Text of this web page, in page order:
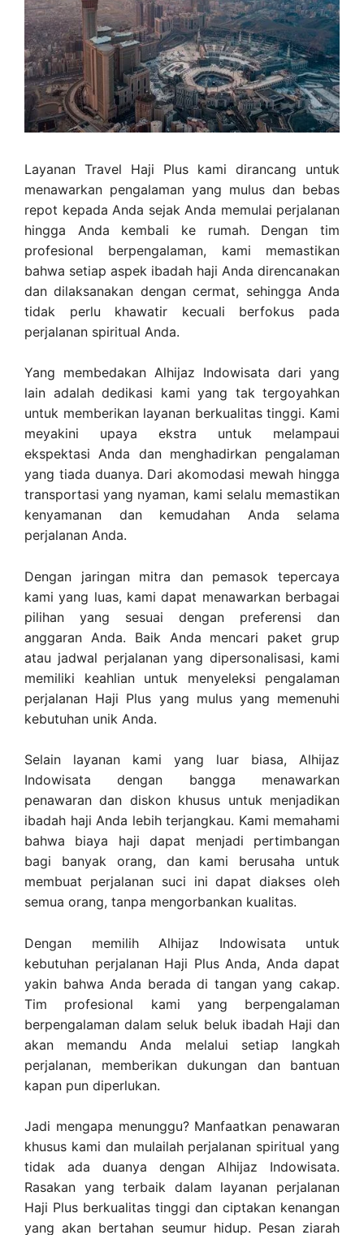
Layanan Travel Haji Plus kami dirancang untuk
menawarkan pengalaman yang mulus dan bebas
repot kepada Anda sejak Anda memulai perjalanan
hingga Anda kembali ke rumah. Dengan tim
profesional berpengalaman, kami memastikan
bahwa setiap aspek ibadah haji Anda direncanakan
dan dilaksanakan dengan cermat, sehingga Anda
tidak perlu khawatir kecuali berfokus pada
perjalanan spiritual Anda.
Yang membedakan Alhijaz Indowisata dari yang
lain adalah dedikasi kami yang tak tergoyahkan
untuk memberikan layanan berkualitas tinggi. Kami
meyakini upaya ekstra untuk melampaui
ekspektasi Anda dan menghadirkan pengalaman
yang tiada duanya. Dari akomodasi mewah hingga
transportasi yang nyaman, kami selalu memastikan
kenyamanan dan kemudahan Anda selama
perjalanan Anda.
Dengan jaringan mitra dan pemasok tepercaya
kami yang luas, kami dapat menawarkan berbagai
pilihan yang sesuai dengan preferensi dan
anggaran Anda. Baik Anda mencari paket grup
atau jadwal perjalanan yang dipersonalisasi, kami
memiliki keahlian untuk menyeleksi pengalaman
perjalanan Haji Plus yang mulus yang memenuhi
kebutuhan unik Anda.
Selain layanan kami yang luar biasa, Alhijaz
Indowisata dengan bangga menawarkan
penawaran dan diskon khusus untuk menjadikan
ibadah haji Anda lebih terjangkau. Kami memahami
bahwa biaya haji dapat menjadi pertimbangan
bagi banyak orang, dan kami berusaha untuk
membuat perjalanan suci ini dapat diakses oleh
semua orang, tanpa mengorbankan kualitas.
Dengan memilih Alhijaz Indowisata untuk
kebutuhan perjalanan Haji Plus Anda, Anda dapat
yakin bahwa Anda berada di tangan yang cakap.
Tim profesional kami yang berpengalaman
berpengalaman dalam seluk beluk ibadah Haji dan
akan memandu Anda melalui setiap langkah
perjalanan, memberikan dukungan dan bantuan
kapan pun diperlukan.
Jadi mengapa menunggu? Manfaatkan penawaran
khusus kami dan mulailah perjalanan spiritual yang
tidak ada duanya dengan Alhijaz Indowisata.
Rasakan yang terbaik dalam layanan perjalanan
Haji Plus berkualitas tinggi dan ciptakan kenangan
yang akan bertahan seumur hidup. Pesan ziarah